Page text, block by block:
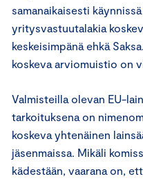
samanaikaisesti
yritysvastuutalakia
keskeisimpänä ehkä
koskeva arviomuistio on
Valmisteilla olevan EU-
tarkoituksena on
koskeva yhtenäinen
jäsenmaissa. Mikäli
kädestään, vaarana on,